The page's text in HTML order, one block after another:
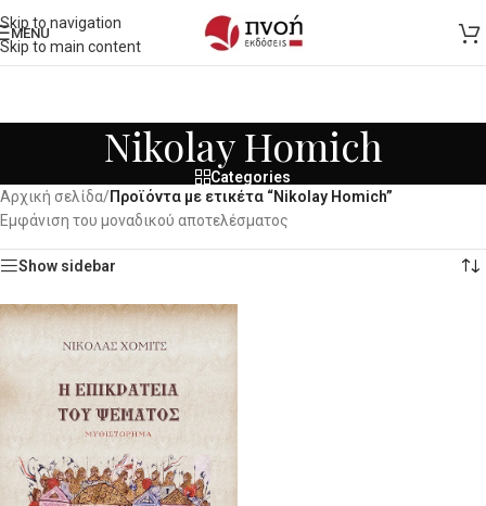
Skip to navigation
Skip to main content
MENU
Nikolay Homich
Categories
Αρχική σελίδα/Προϊόντα με ετικέτα “Nikolay Homich”
Εμφάνιση του μοναδικού αποτελέσματος
Show sidebar